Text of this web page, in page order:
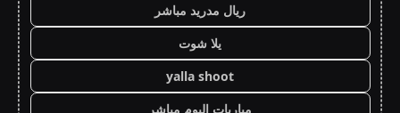
ريال مدريد مباشر
يلا شوت
yalla shoot
مباريات اليوم مباشر